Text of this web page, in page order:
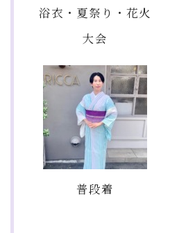
浴衣・夏祭り・花火
大会
普段着